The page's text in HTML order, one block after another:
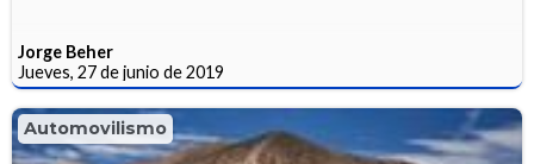
Jorge Beher
Jueves, 27 de junio de 2019
Automovilismo